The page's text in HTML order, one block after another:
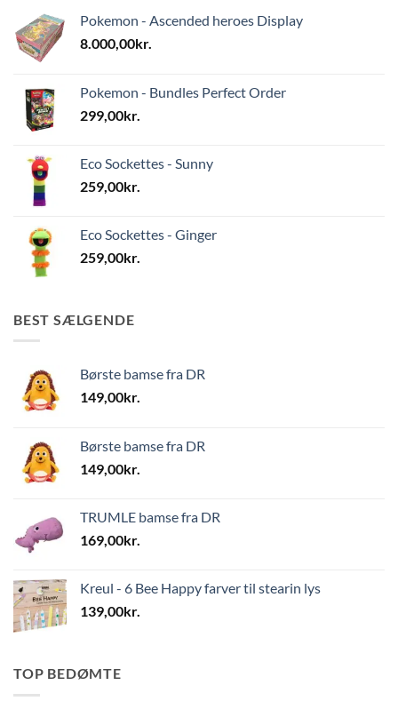
Pokemon - Ascended heroes Display
8.000,00kr.
Pokemon - Bundles Perfect Order
299,00kr.
Eco Sockettes - Sunny
259,00kr.
Eco Sockettes - Ginger
259,00kr.
BEST SÆLGENDE
Børste bamse fra DR
149,00kr.
Børste bamse fra DR
149,00kr.
TRUMLE bamse fra DR
169,00kr.
Kreul - 6 Bee Happy farver til stearin lys
139,00kr.
TOP BEDØMTE